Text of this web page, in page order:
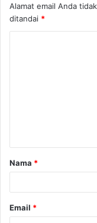
Alamat email Anda
ditandai *
a
r
Nama *
Email *